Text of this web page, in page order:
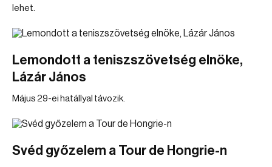
lehet.
Lemondott a teniszszövetség elnöke,
Lázár János
Május 29-ei hatállyal távozik.
Svéd győzelem a Tour de Hongrie-n